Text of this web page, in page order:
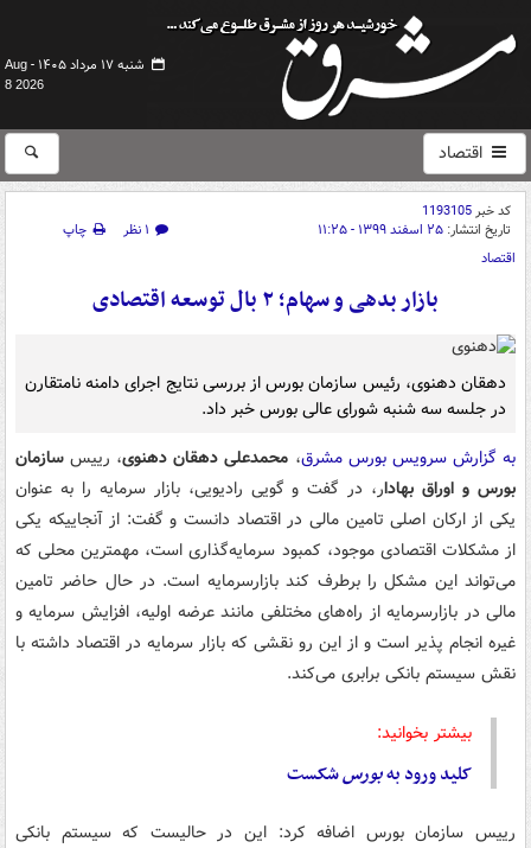
شنبه ۱۷ مرداد ۱۴۰۵ -
Aug
8 2026
اقتصاد
کد خبر1193105
تاریخ انتشار: ۲۵ اسفند ۱۳۹۹ - ۱۱:۲۵ ۱ نظر
چاپ
اقتصاد
بازار بدهی و سهام؛ ۲ بال توسعه اقتصادی
دهقان دهنوی، رئیس سازمان بورس از بررسی نتایج اجرای دامنه نامتقارن
در جلسه سه شنبه شورای عالی بورس خبر داد.
به گزارش سرویس بورس مشرق، محمدعلی دهقان دهنوی، رییس سازمان
بورس و اوراق بهادار، در گفت و گویی رادیویی، بازار سرمایه را به عنوان
یکی از ارکان اصلی تامین مالی در اقتصاد دانست و گفت: از آنجاییکه یکی
از مشکلات اقتصادی موجود، کمبود سرمایه‌گذاری است، مهمترین محلی که
می‌تواند این مشکل را برطرف کند بازارسرمایه است. در حال حاضر تامین
مالی در بازارسرمایه از راه‌های مختلفی مانند عرضه اولیه، افزایش سرمایه و
غیره انجام پذیر است و از این رو نقشی که بازار سرمایه در اقتصاد داشته با
نقش سیستم بانکی برابری می‌کند.
بیشتر بخوانید:
کلید ورود بهبورسشکست
رییس سازمان بورس اضافه کرد: این در حالیست که سیستم بانکی